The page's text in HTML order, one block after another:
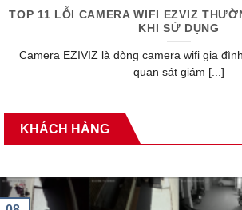
TOP 11 LỖI CAMERA WIFI EZVIZ
KHI SỬ DỤNG
Camera EZIVIZ là dòng camera wifi gia
quan sát giám [...]
KHÁCH HÀNG